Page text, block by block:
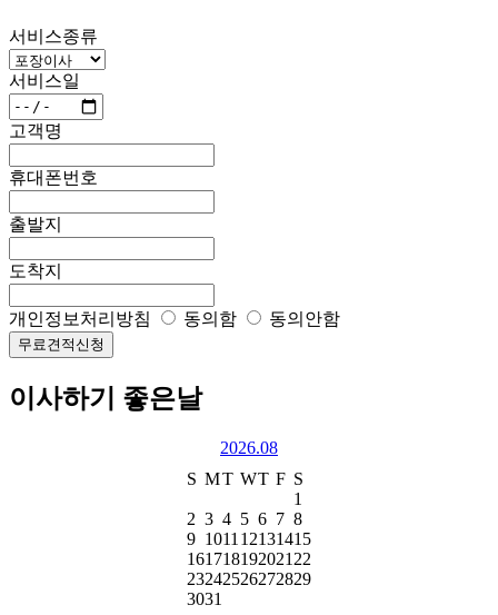
서비스종류
서비스일
고객명
휴대폰번호
출발지
도착지
개인정보처리방침 동의함 동의안함
무료견적신청
이사하기 좋은날
2026.08
S MT WT F S
1
2 3 4 5 6 7 8
9 1011 12131415
161718192021 22
23242526272829
3031